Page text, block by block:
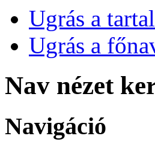
Ugrás a
Ugrás a
Nav nézet
Navigáció